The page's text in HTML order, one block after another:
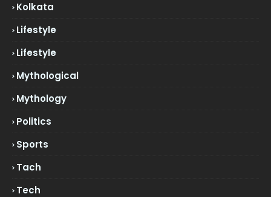
Kolkata
Lifestyle
Lifestyle
Mythological
Mythology
Politics
Sports
Tach
Tech